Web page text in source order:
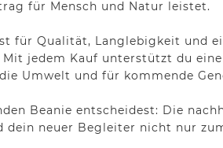
für Mensch und Natur leistet.
für Qualität, Langlebigkeit und
jedem Kauf unterstützt du
Umwelt und für kommende
Beanie entscheidest: Die
dein neuer Begleiter nicht nur